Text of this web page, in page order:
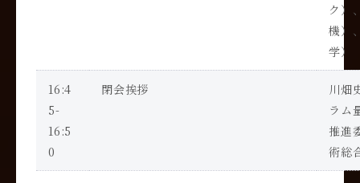
ク）
機）
学）
16:4
5-
16:5
0
閉会挨拶
川畑
ラム
推進
術総